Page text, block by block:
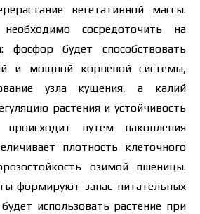
вегетативной массы.
сосредоточить на
будет способствовать
и мощной корневой системы,
узла кущения, а калий
растения и устойчивость
путем накопления
плотность клеточного
озимой пшеницы.
формируют запас питательных
использовать растение при
Заказать
и принимаю политику
данных.
с менеджером Makosh
данных.